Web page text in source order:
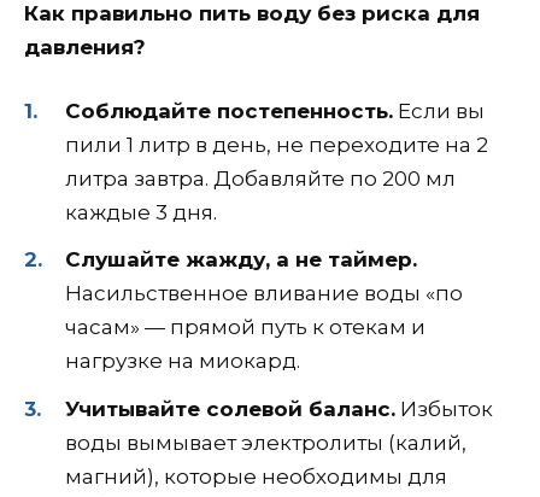
Как правильно пить воду без риска для
давления?
Соблюдайте постепенность. Если вы
пили 1 литр в день, не переходите на 2
литра завтра. Добавляйте по 200 мл
каждые 3 дня.
Слушайте жажду, а не таймер.
Насильственное вливание воды «по
часам» — прямой путь к отекам и
нагрузке на миокард.
Учитывайте солевой баланс. Избыток
воды вымывает электролиты (калий,
магний), которые необходимы для